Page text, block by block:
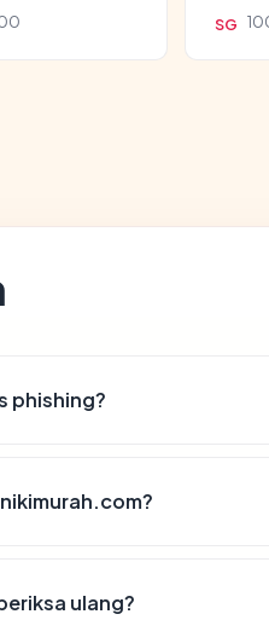
SG
phishing?
ulang?